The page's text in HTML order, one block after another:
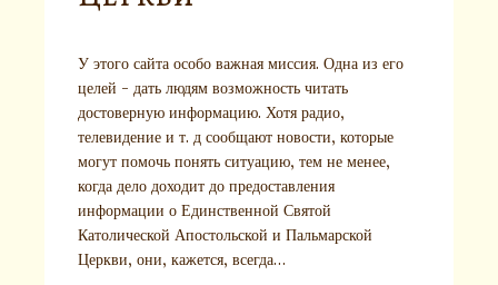
У этого сайта особо важная миссия. Одна из его
целей - дать людям возможность читать
достоверную информацию. Хотя радио,
телевидение и т. д сообщают новости, которые
могут помочь понять ситуацию, тем не менее,
когда дело доходит до предоставления
информации о Единственной Святой
Католической Апостольской и Пальмарской
Церкви, они, кажется, всегда…